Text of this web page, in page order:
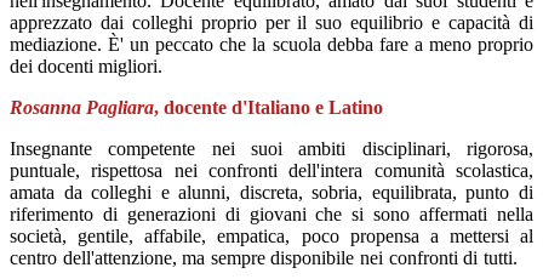
apprezzato dai colleghi proprio per il suo equilibrio e capacità di
mediazione. È' un peccato che la scuola debba fare a meno proprio
dei docenti migliori.
Rosanna Pagliara, docente d'Italiano e Latino
Insegnante competente nei suoi ambiti disciplinari, rigorosa,
puntuale, rispettosa nei confronti dell'intera comunità scolastica,
amata da colleghi e alunni, discreta, sobria, equilibrata, punto di
riferimento di generazioni di giovani che si sono affermati nella
società, gentile, affabile, empatica, poco propensa a mettersi al
centro dell'attenzione, ma sempre disponibile nei confronti di tutti.